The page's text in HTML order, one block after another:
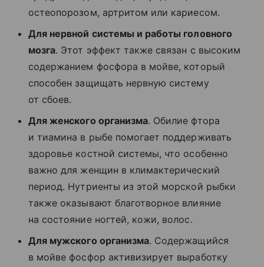
остеопорозом, артритом или кариесом.
Для нервной системы и работы головного
мозга. Этот эффект также связан с высоким
содержанием фосфора в мойве, который
способен защищать нервную систему
от сбоев.
Для женского организма. Обилие фтора
и тиамина в рыбе помогает поддерживать
здоровье костной системы, что особенно
важно для женщин в климактерический
период. Нутриенты из этой морской рыбки
также оказывают благотворное влияние
на состояние ногтей, кожи, волос.
Для мужского организма. Содержащийся
в мойве фосфор активизирует выработку